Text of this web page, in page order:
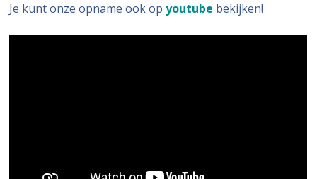
Je kunt onze opname ook opyoutube bekijken!